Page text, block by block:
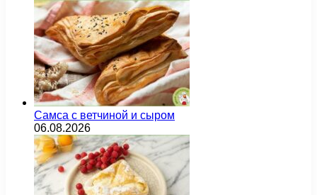
Самса с ветчиной и сыром
06.08.2026